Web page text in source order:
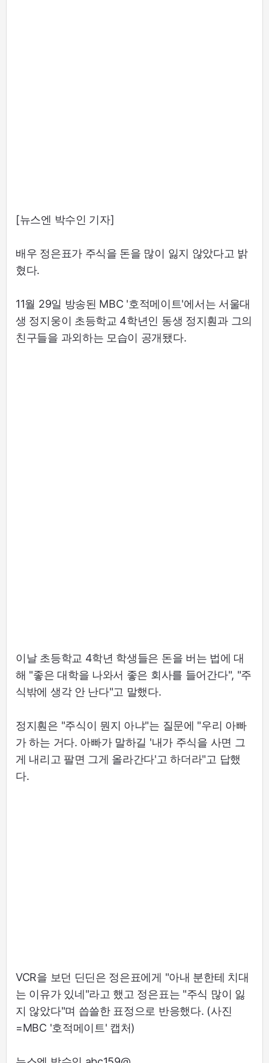
[뉴스엔 박수인 기자]
배우 정은표가 주식을 돈을 많이 잃지 않았다고 밝
혔다.
11월 29일 방송된 MBC '호적메이트'에서는 서울대
생 정지웅이 초등학교 4학년인 동생 정지훤과 그의
친구들을 과외하는 모습이 공개됐다.
이날 초등학교 4학년 학생들은 돈을 버는 법에 대
해 "좋은 대학을 나와서 좋은 회사를 들어간다", "주
식밖에 생각 안 난다"고 말했다.
정지훤은 "주식이 뭔지 아냐"는 질문에 "우리 아빠
가 하는 거다. 아빠가 말하길 '내가 주식을 사면 그
게 내리고 팔면 그게 올라간다'고 하더라"고 답했
다.
VCR을 보던 딘딘은 정은표에게 "아내 분한테 치대
는 이유가 있네"라고 했고 정은표는 "주식 많이 잃
지 않았다"며 씁쓸한 표정으로 반응했다. (사진
=MBC '호적메이트' 캡처)